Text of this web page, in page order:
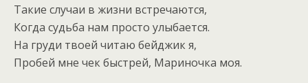
Такие случаи в жизни встречаются,
Когда судьба нам просто улыбается.
На груди твоей читаю бейджик я,
Пробей мне чек быстрей, Мариночка моя.